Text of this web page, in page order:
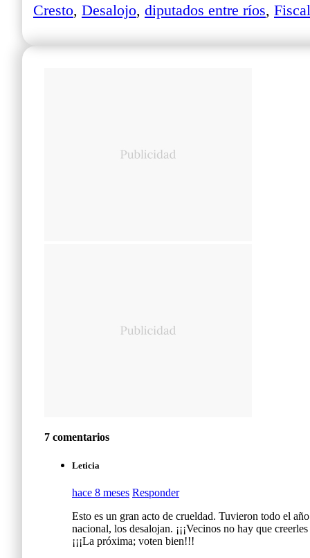
Cresto, Desalojo, diputados entre ríos,
7 comentarios
Leticia
hace 8 meses Responder
Esto es un gran acto de crueldad. Tuvieron todo el
nacional, los desalojan. ¡¡¡Vecinos no hay que
¡¡¡La próxima; voten bien!!!